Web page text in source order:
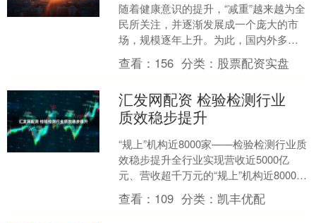
随着健康意识的提升，“减重”越来越为全
民所关注，并逐渐发展成一个庞大的市
场，规模逐年上升。为此，国内外多家
药企纷纷加大布局，加快减重药物研
发，抢占更多的市场份额....
查看： 156 分类： 股票配资实盘
汇发网配资 检验检测行业
质效稳步提升
“规上”机构近8000家——检验检测行业质
效稳步提升全行业实现营收近5000亿
元、营收超千万元的“规上”机构近8000
家、机构数量近年来首次出现下降拐
点……市场....
查看： 109 分类： 凯丰优配